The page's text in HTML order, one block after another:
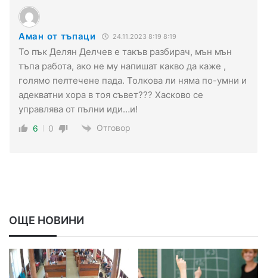
Аман от тъпаци 24.11.2023 8:19 8:19
То пък Делян Делчев е такъв разбирач, мън мън
тъпа работа, ако не му напишат какво да каже ,
голямо пелтечене пада. Толкова ли няма по-умни и
адекватни хора в тоя съвет??? Хасково се
управлява от пълни иди…и!
6 0 Отговор
ОЩЕ НОВИНИ